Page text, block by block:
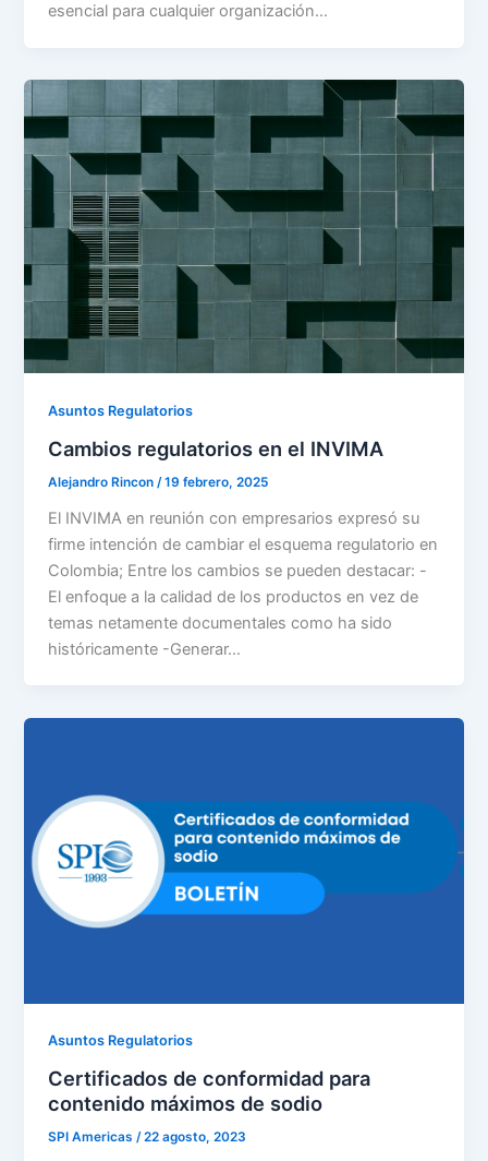
esencial para cualquier organización…
Asuntos Regulatorios
Cambios regulatorios en el INVIMA
Alejandro Rincon /19 febrero, 2025
El INVIMA en reunión con empresarios expresó su
firme intención de cambiar el esquema regulatorio en
Colombia; Entre los cambios se pueden destacar: -
El enfoque a la calidad de los productos en vez de
temas netamente documentales como ha sido
históricamente -Generar…
Asuntos Regulatorios
Certificados de conformidad para
contenido máximos de sodio
SPI Americas/22 agosto, 2023